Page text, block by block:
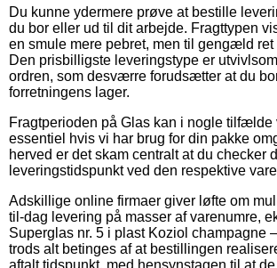
Du kunne ydermere prøve at bestille
du bor eller ud til dit arbejde. Fragttypen
en smule mere pebret, men til gengæld ret
Den prisbilligste leveringstype er
ordren, som desværre forudsætter at du
forretningens lager.
Fragtperioden på Glas kan i nogle
essentiel hvis vi har brug for din pakke
herved er det skam centralt at du checker
leveringstidspunkt ved den respektive
Adskillige online firmaer giver løfte om
til-dag levering på masser af varenumre,
Superglas nr. 5 i plast Koziol champagne
trods alt betinges af at bestillingen